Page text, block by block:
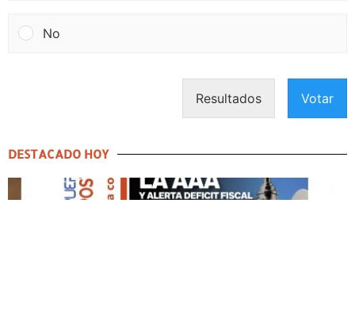
No
Resultados Votar
DESTACADO HOY